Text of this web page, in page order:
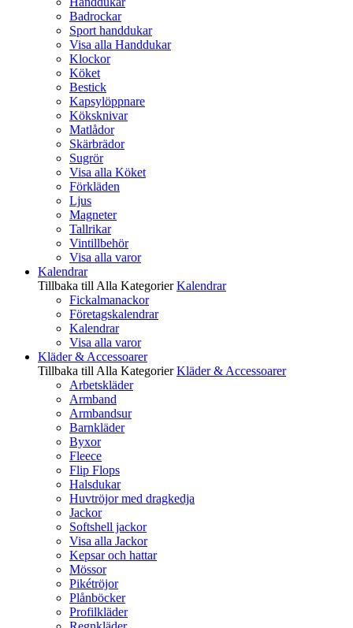
Badrockar
Sport handdukar
Visa alla Handdukar
Klockor
Köket
Bestick
Kapsylöppnare
Köksknivar
Matlådor
Skärbrädor
Sugrör
Visa alla Köket
Förkläden
Ljus
Magneter
Tallrikar
Vintillbehör
Visa alla varor
Kalendrar
Tillbaka till Alla Kategorier Kalendrar
Fickalmanackor
Företagskalendrar
Kalendrar
Visa alla varor
Kläder & Accessoarer
Tillbaka till Alla Kategorier Kläder & Accessoarer
Arbetskläder
Armband
Armbandsur
Barnkläder
Byxor
Fleece
Flip Flops
Halsdukar
Huvtröjor med dragkedja
Jackor
Softshell jackor
Visa alla Jackor
Kepsar och hattar
Mössor
Pikétröjor
Plånböcker
Profilkläder